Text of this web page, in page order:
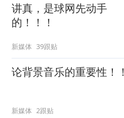
讲真，是球网先动手
的！！！
新媒体 39跟贴
论背景音乐的重要性！！
新媒体 2跟贴